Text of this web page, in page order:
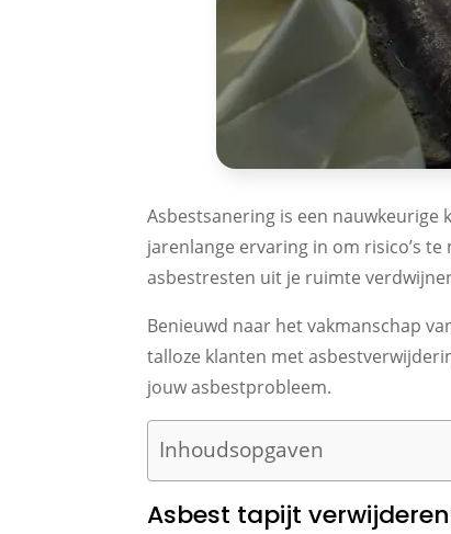
Asbestsanering is een
jarenlange ervaring in om risico’s
asbestresten uit je ruimte
Benieuwd naar het vakmanschap
talloze klanten met
jouw asbestprobleem.
Inhoudsopgaven
Asbest tapijt